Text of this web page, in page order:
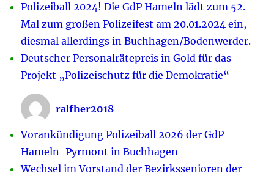
Polizeiball 2024! Die GdP Hameln lädt zum 52.
Mal zum großen Polizeifest am 20.01.2024 ein,
diesmal allerdings in Buchhagen/Bodenwerder.
Deutscher Personalrätepreis in Gold für das
Projekt „Polizeischutz für die Demokratie“
ralfher2018
Vorankündigung Polizeiball 2026 der GdP
Hameln-Pyrmont in Buchhagen
Wechsel im Vorstand der Bezirkssenioren der